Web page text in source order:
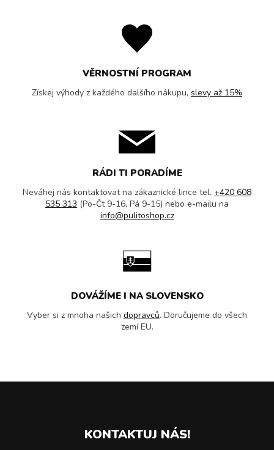
VĚRNOSTNÍ PROGRAM
Získej výhody z každého dalšího nákupu, slevy až 15%
RÁDI TI PORADÍME
Neváhej nás kontaktovat na zákaznické lince tel. +420 608
535 313 (Po-Čt 9-16, Pá 9-15) nebo e-mailu na
info@pulitoshop.cz
DOVÁŽÍME I NA SLOVENSKO
Vyber si z mnoha našich dopravců. Doručujeme do všech
zemí EU.
KONTAKTUJ NÁS!